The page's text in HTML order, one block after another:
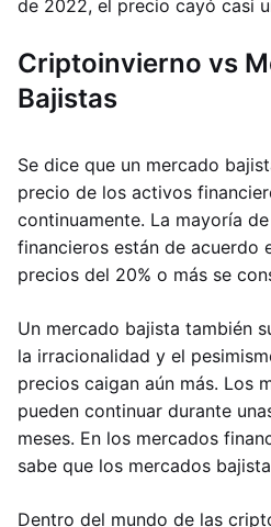
de 2022, el precio cayó casi
Criptoinvierno vs
Bajistas
Se dice que un mercado
precio de los activos
continuamente. La mayoría
financieros están de acuerdo
precios del 20% o más se
Un mercado bajista también
la irracionalidad y el
precios caigan aún más. Los
pueden continuar durante
meses. En los mercados
sabe que los mercados
Dentro del mundo de las